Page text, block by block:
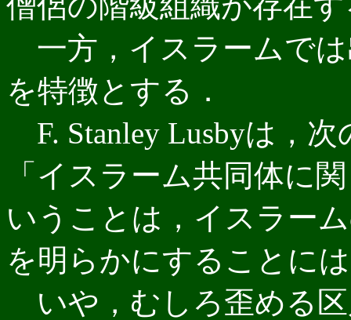
一方，イスラームで
を特徴とする．
F. Stanley Lusbyは，
「イスラーム共同体に
いうことは，イスラー
を明らかにすることに
いや，むしろ歪める